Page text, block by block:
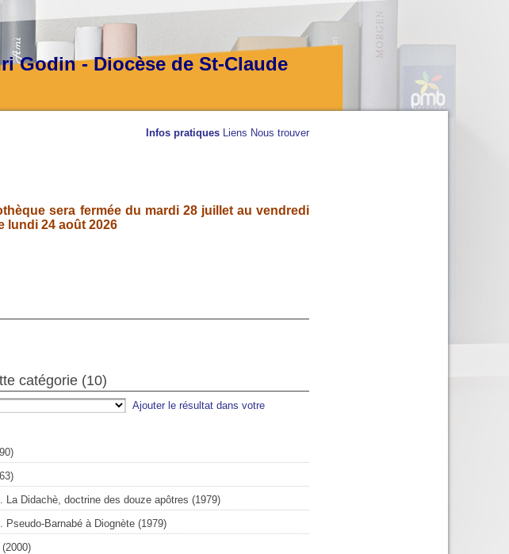
Infos pratiques Liens Nous trouver
sera fermée du mardi 28 juillet au vendredi
lundi 24 août 2026
catégorie (10)
Ajouter le résultat dans votre
Didachè, doctrine des douze apôtres (1979)
Barnabé à Diognète (1979)
(2000)
Godin - Diocèse de St-Claude